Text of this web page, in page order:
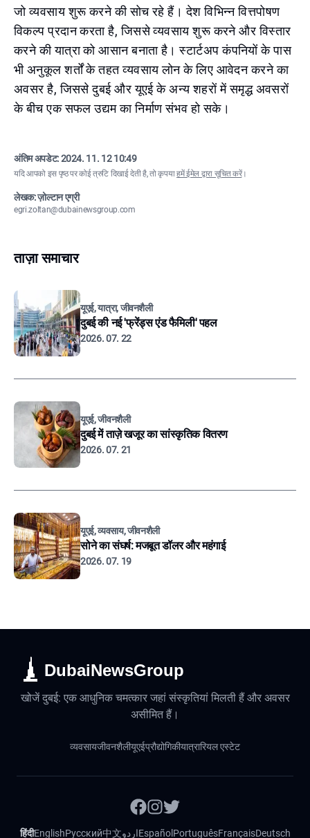
जो व्यवसाय शुरू करने की सोच रहे हैं। देश विभिन्न वित्तपोषण
विकल्प प्रदान करता है, जिससे व्यवसाय शुरू करने और विस्तार
करने की यात्रा को आसान बनाता है। स्टार्टअप कंपनियों के पास
भी अनुकूल शर्तों के तहत व्यवसाय लोन के लिए आवेदन करने का
अवसर है, जिससे दुबई और यूएई के अन्य शहरों में समृद्ध अवसरों
के बीच एक सफल उद्यम का निर्माण संभव हो सके।
अंतिम अपडेट:2024. 11. 12 10:49
यदि आपको इस पृष्ठ पर कोई त्रुटि दिखाई देती है, तो कृपयाहमें ईमेल द्वारा सूचित करें।
लेखक: ज़ोल्टान एग्री
egri.zoltan@dubainewsgroup.com
ताज़ा समाचार
यूएई, यात्रा, जीवनशैली
दुबई की नई 'फ्रेंड्स एंड फैमिली' पहल
2026. 07. 22
यूएई, जीवनशैली
दुबई में ताज़े खजूर का सांस्कृतिक वितरण
2026. 07. 21
यूएई, व्यवसाय, जीवनशैली
सोने का संघर्ष: मजबूत डॉलर और महंगाई
2026. 07. 19
DubaiNewsGroup
खोजें दुबई: एक आधुनिक चमत्कार जहां संस्कृतियां मिलती हैं और अवसर
असीमित हैं।
व्यवसायजीवनशैलीयूएईप्रौद्योगिकीयात्रारियल एस्टेट
हिंदीEnglishРусский中文اردوEspañol PortuguêsFrançaisDeutsch